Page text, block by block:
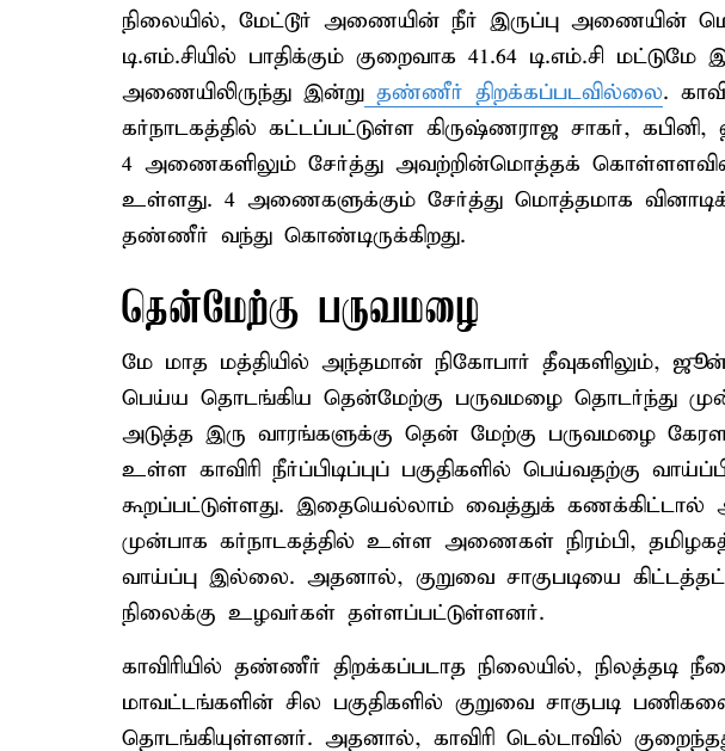
நிலையில், மேட்டூர் அணையின் நீர் இருப்பு அணையின்
டி.எம்.சியில் பாதிக்கும் குறைவாக 41.64 டி.எம்.சி மட்டுமே
அணையிலிருந்து இன்று தண்ணீர் திறக்கப்படவில்லை.
கர்நாடகத்தில் கட்டப்பட்டுள்ள கிருஷ்ணராஜ சாகர்,
4 அணைகளிலும் சேர்த்து அவற்றின்மொத்தக்
உள்ளது. 4 அணைகளுக்கும் சேர்த்து மொத்தமாக
தண்ணீர் வந்து கொண்டிருக்கிறது.
தென்மேற்கு பருவமழை
மே மாத மத்தியில் அந்தமான் நிகோபார் தீவுகளிலும்,
பெய்ய தொடங்கிய தென்மேற்கு பருவமழை தொடர்ந்து
அடுத்த இரு வாரங்களுக்கு தென் மேற்கு பருவமழை
உள்ள காவிரி நீர்ப்பிடிப்புப் பகுதிகளில் பெய்வதற்கு
கூறப்பட்டுள்ளது. இதையெல்லாம் வைத்துக் கணக்கிட்டால்
முன்பாக கர்நாடகத்தில் உள்ள அணைகள் நிரம்பி,
வாய்ப்பு இல்லை. அதனால், குறுவை சாகுபடியை
நிலைக்கு உழவர்கள் தள்ளப்பட்டுள்ளனர்.
காவிரியில் தண்ணீர் திறக்கப்படாத நிலையில், நிலத்தடி
மாவட்டங்களின் சில பகுதிகளில் குறுவை சாகுபடி
தொடங்கியுள்ளனர். அதனால், காவிரி டெல்டாவில்